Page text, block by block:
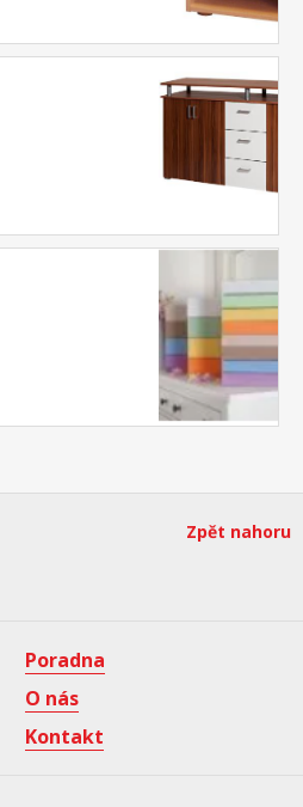
Zpět nahoru
Poradna
O nás
Kontakt